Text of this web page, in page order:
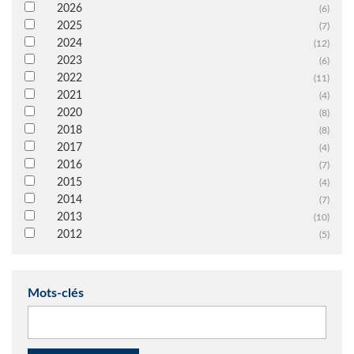
2026 (6)
2025 (7)
2024 (12)
2023 (6)
2022 (11)
2021 (4)
2020 (8)
2018 (8)
2017 (4)
2016 (7)
2015 (4)
2014 (7)
2013 (10)
2012 (5)
Mots-clés